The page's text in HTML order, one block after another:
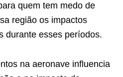
quem tem medo de
região os impactos
durante esses períodos.
na aeronave influencia